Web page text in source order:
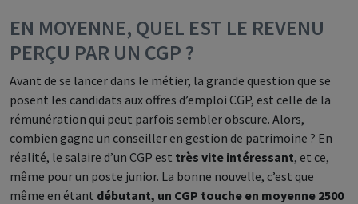
EN MOYENNE, QUEL EST LE REVENU
PERÇU PAR UN CGP ?
Avant de se lancer dans le métier, la grande question que se
posent les candidats aux offres d’emploi CGP, est celle de la
rémunération qui peut parfois sembler obscure. Alors,
combien gagne un conseiller en gestion de patrimoine ? En
réalité, le salaire d’un CGP est très vite intéressant, et ce,
même pour un poste junior. La bonne nouvelle, c’est que
même en étant débutant, un CGP touche en moyenne 2500